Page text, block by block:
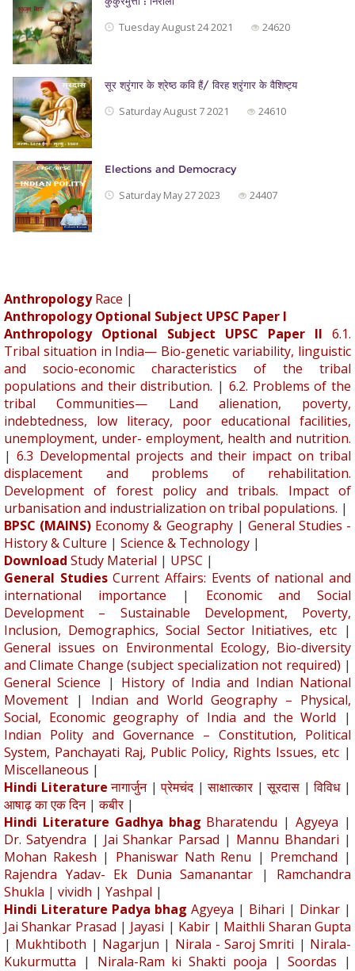
Tuesday August 24 2021 24620
सूर श्रृंगार के श्रेष्ठ कवि हैं/ विरह श्रृंगार के वैशिष्ट्य
Saturday August 7 2021 24610
Elections and Democracy
Saturday May 27 2023 24407
Anthropology Race |
Anthropology Optional Subject UPSC Paper I
Anthropology Optional Subject UPSC Paper II 6.1.
Tribal situation in India— Bio-genetic variability, linguistic
and socio-economic characteristics of the tribal
populations and their distribution. | 6.2. Problems of the
tribal Communities— Land alienation, poverty,
indebtedness, low literacy, poor educational facilities,
unemployment, under- employment, health and nutrition.
|6.3 Developmental projects and their impact on tribal
displacement and problems of rehabilitation.
Development of forest policy and tribals. Impact of
urbanisation and industrialization on tribal populations. |
BPSC (MAINS) Economy & Geography| General Studies -
History & Culture | Science & Technology |
Download Study Material | UPSC |
General Studies Current Affairs: Events of national and
international importance | Economic and Social
Development – Sustainable Development, Poverty,
Inclusion, Demographics, Social Sector Initiatives, etc |
General issues on Environmental Ecology, Bio-diversity
and Climate Change (subject specialization not required) |
General Science | History of India and Indian National
Movement | Indian and World Geography – Physical,
Social, Economic geography of India and the World |
Indian Polity and Governance – Constitution, Political
System, Panchayati Raj, Public Policy, Rights Issues, etc |
Miscellaneous |
Hindi Literature नागार्जुन|प्रेमचंद|साक्षात्कार|सूरदास |विविध|
आषाढ़ का एक दिन|कबीर|
Hindi Literature Gadhya bhag Bharatendu |Agyeya |
Dr. Satyendra | Jai Shankar Parsad | Mannu Bhandari |
Mohan Rakesh | Phaniswar Nath Renu | Premchand |
Rajendra Yadav- Ek Dunia Samanantar | Ramchandra
Shukla | vividh | Yashpal |
Hindi Literature Padya bhag Agyeya | Bihari | Dinkar |
Jai Shankar Prasad | Jayasi | Kabir| Maithli Sharan Gupta
| Mukhtiboth | Nagarjun | Nirala - Saroj Smriti | Nirala-
Kukurmutta | Nirala-Ram ki Shakti pooja |Soordas |